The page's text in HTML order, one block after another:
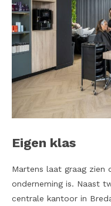
Eigen klas
Martens laat graag zien
onderneming is. Naast
centrale kantoor in